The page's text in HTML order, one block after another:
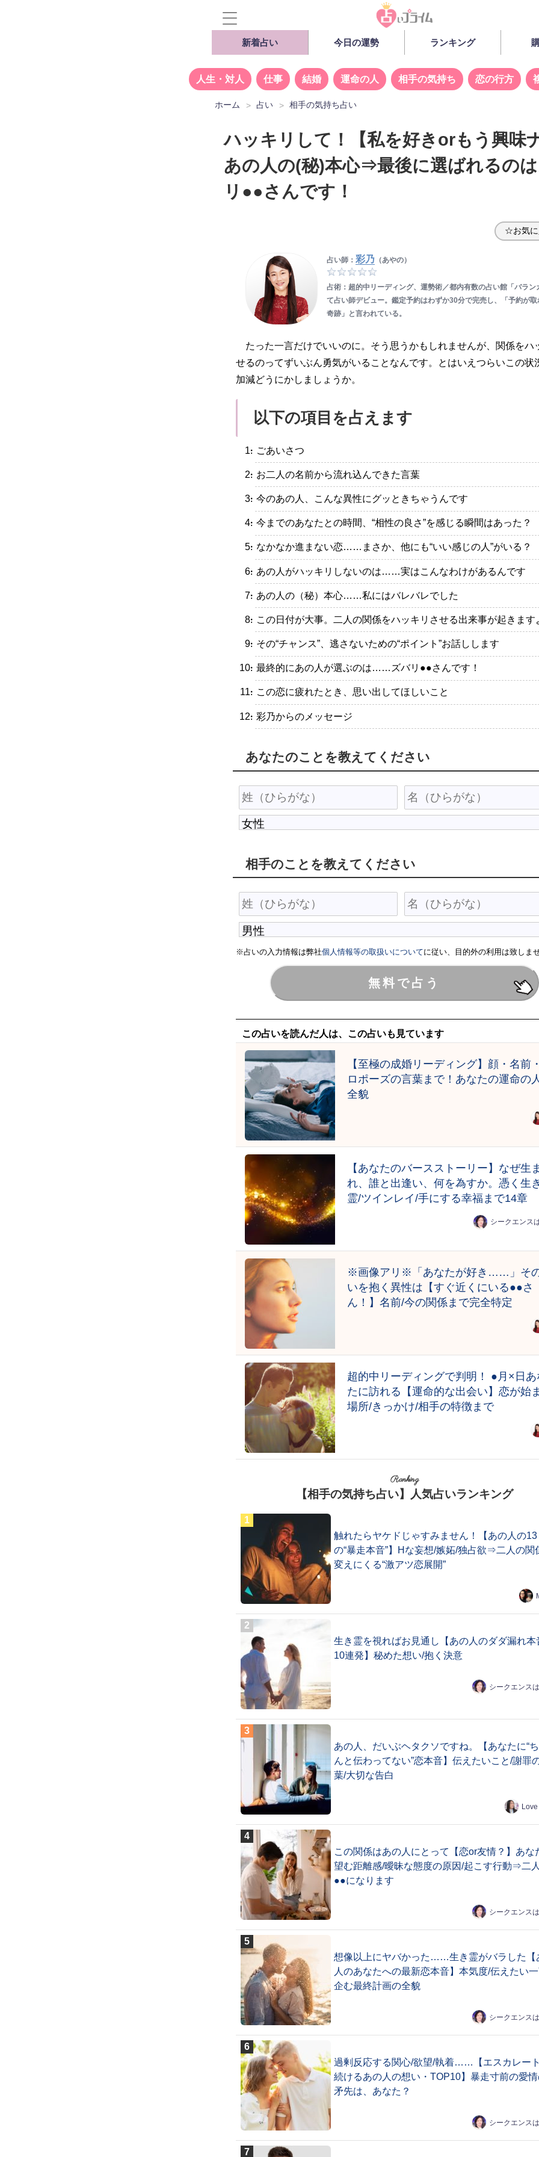
新着占い 今日の運勢 ランキング
人生・対人 仕事 結婚 運命の人 相手の気持ち 恋の行方
ホーム 占い 相手の気持ち占い
ハッキリして！【私を好きorもう興味
あの人の(秘)本心⇒最後に選ばれるの
リ●●さんです！
☆お気に
占い師： 彩乃（あやの）
占術：超的中リーディング、運勢術／都内有数の占い館「バラン
て占い師デビュー。鑑定予約はわずか30分で完売し、「予約が取
奇跡」と言われている。
たった一言だけでいいのに。そう思うかもしれませんが、関係をハ
せるのってずいぶん勇気がいることなんです。とはいえつらいこの状
加減どうにかしましょうか。
以下の項目を占えます
・ごあいさつ
・お二人の名前から流れ込んできた言葉
・今のあの人、こんな異性にグッときちゃうんです
・今までのあなたとの時間、“相性の良さ”を感じる瞬間はあった？
・なかなか進まない恋……まさか、他にも“いい感じの人”がいる？
・あの人がハッキリしないのは……実はこんなわけがあるんです
・あの人の（秘）本心……私にはバレバレでした
・この日付が大事。二人の関係をハッキリさせる出来事が起きます
・その“チャンス”、逃さないための“ポイント”お話しします
・最終的にあの人が選ぶのは……ズバリ●●さんです！
・この恋に疲れたとき、思い出してほしいこと
・彩乃からのメッセージ
あなたのことを教えてください
相手のことを教えてください
※占いの入力情報は弊社個人情報等の取扱いについてに従い、目的外の利用は致しま
この占いを読んだ人は、この占いも見ています
【至極の成婚リーディング】顔・名前
ロポーズの言葉まで！あなたの運命の
全貌
【あなたのバースストーリー】なぜ生
れ、誰と出逢い、何を為すか。憑く生
霊/ツインレイ/手にする幸福まで14章
シークエンス
※画像アリ※「あなたが好き……」そ
いを抱く異性は【すぐ近くにいる●●さ
ん！】名前/今の関係まで完全特定
超的中リーディングで判明！ ●月×日あ
たに訪れる【運命的な出会い】恋が始
場所/きっかけ/相手の特徴まで
Ranking
【相手の気持ち占い】人気占いランキング
触れたらヤケドじゃすみません！【あの人の13
の“暴走本音”】Hな妄想/嫉妬/独占欲⇒二人の関
変えにくる“激アツ恋展開”
生き霊を視ればお見通し【あの人のダダ漏れ
10連発】秘めた想い/抱く決意
シークエンス
あの人、だいぶヘタクソですね。【あなたに“
んと伝わってない”恋本音】伝えたいこと/謝罪
葉/大切な告白
この関係はあの人にとって【恋or友情？】あな
望む距離感/曖昧な態度の原因/起こす行動⇒二
●●になります
シークエンス
想像以上にヤバかった……生き霊がバラした【
人のあなたへの最新恋本音】本気度/伝えたい
企む最終計画の全貌
シークエンス
過剰反応する関心/欲望/執着……【エスカレー
続けるあの人の想い・TOP10】暴走寸前の愛
矛先は、あなた？
シークエンス